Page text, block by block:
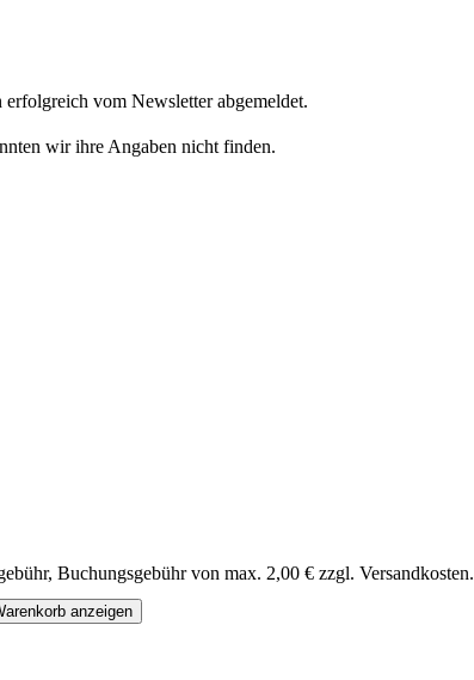
erfolgreich vom Newsletter abgemeldet.
wir ihre Angaben nicht finden.
Buchungsgebühr von max. 2,00 € zzgl. Versandkosten.
anzeigen